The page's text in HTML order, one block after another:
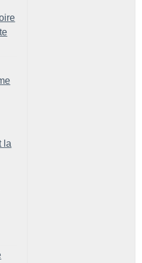
la